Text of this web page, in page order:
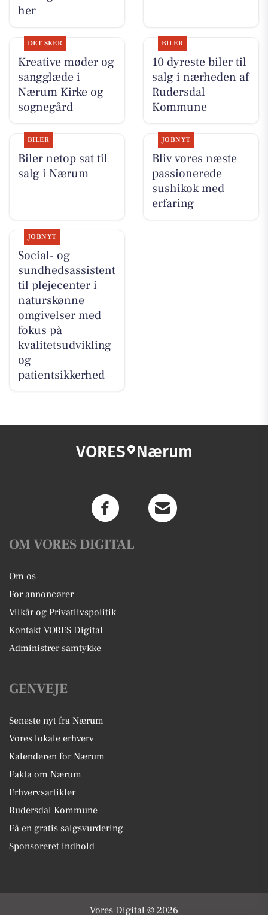
her
DET SKER
Kreative møder og
sangglæde i
Nærum Kirke og
sognegård
BILER
10 dyreste biler til
salg i nærheden af
Rudersdal
Kommune
BILER
Biler netop sat til
salg i Nærum
JOBNYT
Bliv vores næste
passionerede
sushikok med
erfaring
JOBNYT
Social- og
sundhedsassistent
til plejecenter i
naturskønne
omgivelser med
fokus på
kvalitetsudvikling
og
patientsikkerhed
VORES Nærum
OM VORES DIGITAL
Om os
For annoncører
Vilkår og Privatlivspolitik
Kontakt VORES Digital
Administrer samtykke
GENVEJE
Seneste nyt fra Nærum
Vores lokale erhverv
Kalenderen for Nærum
Fakta om Nærum
Erhvervsartikler
Rudersdal Kommune
Få en gratis salgsvurdering
Sponsoreret indhold
Vores Digital © 2026